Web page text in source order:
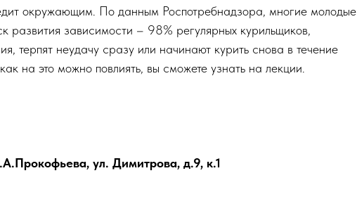
окружающим. По данным Роспотребнадзора, многие молодые
развития зависимости – 98% регулярных курильщиков,
терпят неудачу сразу или начинают курить снова в течение
на это можно повлиять, вы сможете узнать на лекции.
ул. Димитрова, д.9, к.1